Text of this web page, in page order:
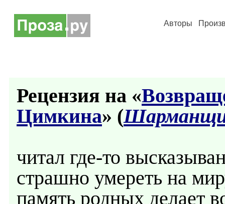
Авторы
Рецензия на «
Цимкина» (
читал где-то
страшно умереть на
память родных делает